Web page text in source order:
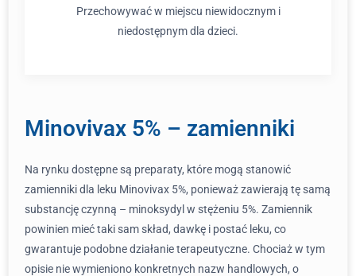
Przechowywać w miejscu niewidocznym i
niedostępnym dla dzieci.
Minovivax 5% – zamienniki
Na rynku dostępne są preparaty, które mogą stanowić
zamienniki dla leku Minovivax 5%, ponieważ zawierają tę samą
substancję czynną – minoksydyl w stężeniu 5%. Zamiennik
powinien mieć taki sam skład, dawkę i postać leku, co
gwarantuje podobne działanie terapeutyczne. Chociaż w tym
opisie nie wymieniono konkretnych nazw handlowych, o